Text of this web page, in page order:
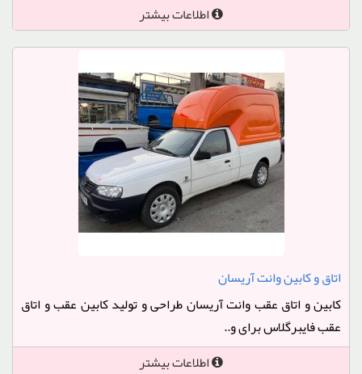
اطلاعات بیشتر
اتاق و کابین وانت آریسان
کابین و اتاق عقب وانت آریسان طراحی و تولید کابین عقب و اتاق
عقب فایبرگلاس برای و..
اطلاعات بیشتر